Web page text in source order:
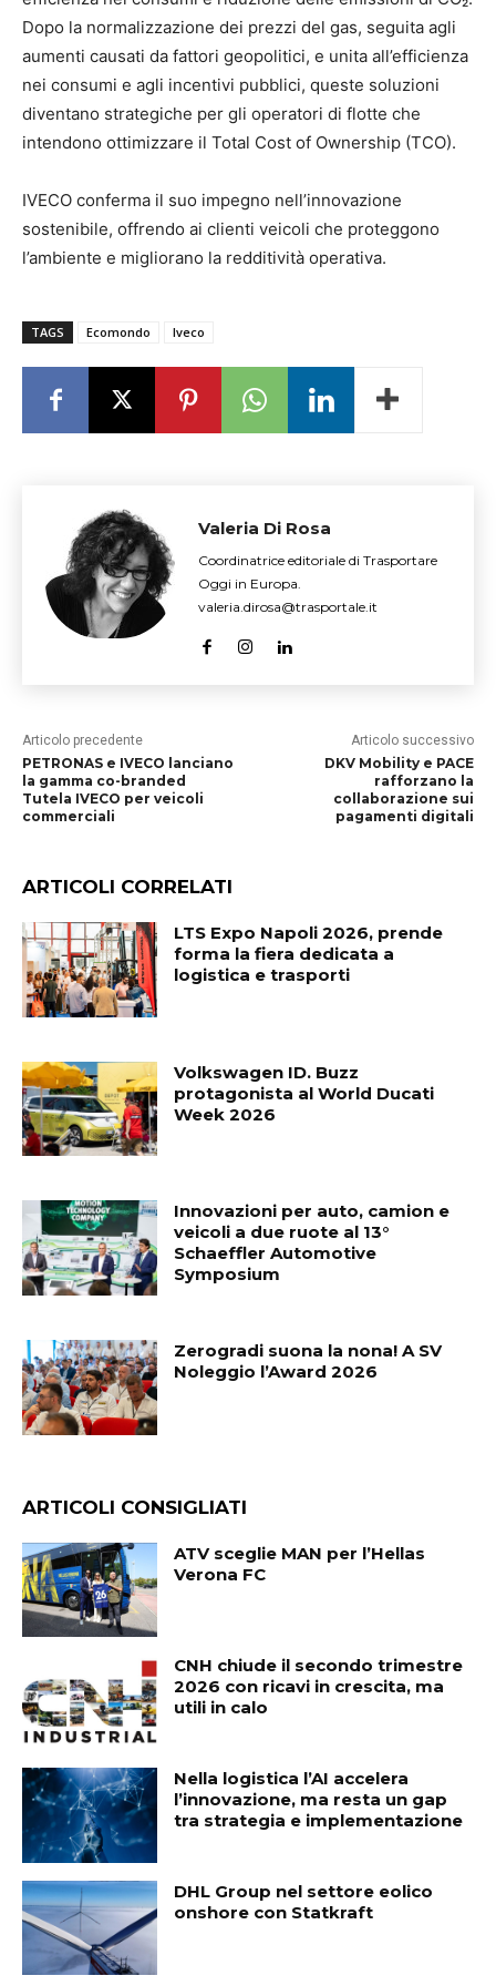
Dopo la normalizzazione dei prezzi del gas, seguita agli
aumenti causati da fattori geopolitici, e unita all’efficienza
nei consumi e agli incentivi pubblici, queste soluzioni
diventano strategiche per gli operatori di flotte che
intendono ottimizzare il Total Cost of Ownership (TCO).
IVECO conferma il suo impegno nell’innovazione
sostenibile, offrendo ai clienti veicoli che proteggono
l’ambiente e migliorano la redditività operativa.
TAGS Ecomondo Iveco
Valeria Di Rosa
Coordinatrice editoriale di Trasportare
Oggi in Europa.
valeria.dirosa@trasportale.it
Articolo precedente
PETRONAS e IVECO lanciano
la gamma co-branded
Tutela IVECO per veicoli
commerciali
Articolo successivo
DKV Mobility e PACE
rafforzano la
collaborazione sui
pagamenti digitali
ARTICOLI CORRELATI
LTS Expo Napoli 2026, prende
forma la fiera dedicata a
logistica e trasporti
Volkswagen ID. Buzz
protagonista al World Ducati
Week 2026
Innovazioni per auto, camion e
veicoli a due ruote al 13°
Schaeffler Automotive
Symposium
Zerogradi suona la nona! A SV
Noleggio l’Award 2026
ARTICOLI CONSIGLIATI
ATV sceglie MAN per l’Hellas
Verona FC
CNH chiude il secondo trimestre
2026 con ricavi in crescita, ma
utili in calo
Nella logistica l’AI accelera
l’innovazione, ma resta un gap
tra strategia e implementazione
DHL Group nel settore eolico
onshore con Statkraft